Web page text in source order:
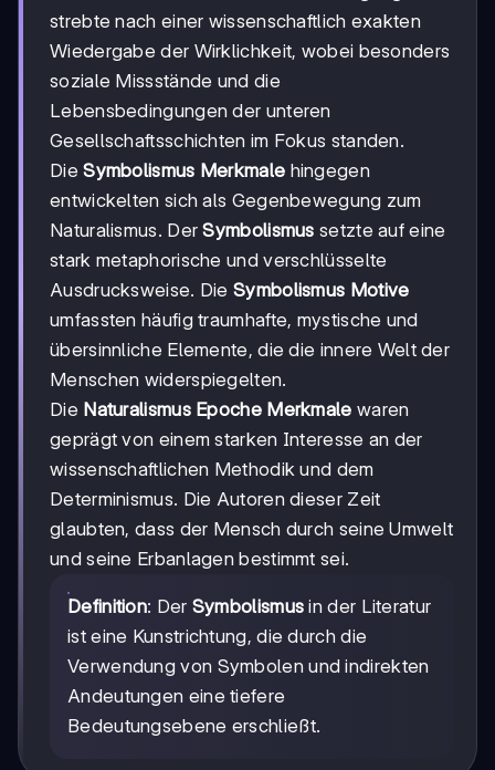
strebte nach einer wissenschaftlich exakten
Wiedergabe der Wirklichkeit, wobei besonders
soziale Missstände und die
Lebensbedingungen der unteren
Gesellschaftsschichten im Fokus standen.
DieSymbolismus Merkmale hingegen
entwickelten sich als Gegenbewegung zum
Naturalismus. DerSymbolismus setzte auf eine
stark metaphorische und verschlüsselte
Ausdrucksweise. DieSymbolismus Motive
umfassten häufig traumhafte, mystische und
übersinnliche Elemente, die die innere Welt der
Menschen widerspiegelten.
Die Naturalismus Epoche Merkmale waren
geprägt von einem starken Interesse an der
wissenschaftlichen Methodik und dem
Determinismus. Die Autoren dieser Zeit
glaubten, dass der Mensch durch seine Umwelt
und seine Erbanlagen bestimmt sei.
Definition: Der Symbolismus in der Literatur
ist eine Kunstrichtung, die durch die
Verwendung von Symbolen und indirekten
Andeutungen eine tiefere
Bedeutungsebene erschließt.